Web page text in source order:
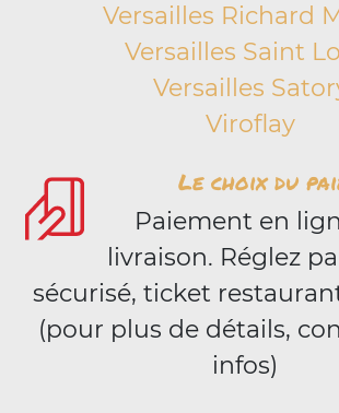
Versailles Richard
Versailles Saint
Versailles
Viroflay
Le choix du
Paiement en
livraison. Réglez
sécurisé, ticket
(pour plus de détails,
infos)